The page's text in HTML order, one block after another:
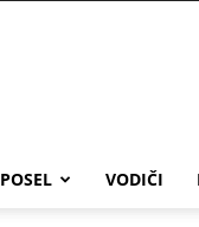
POSEL VODIČI